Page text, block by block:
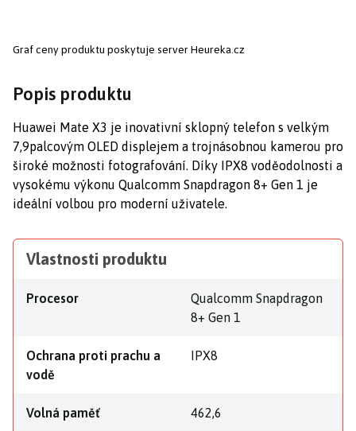
Graf ceny produktu poskytuje server Heureka.cz
Popis produktu
Huawei Mate X3 je inovativní sklopný telefon s velkým
7,9palcovým OLED displejem a trojnásobnou kamerou pro
široké možnosti fotografování. Díky IPX8 voděodolnosti a
vysokému výkonu Qualcomm Snapdragon 8+ Gen 1 je
ideální volbou pro moderní uživatele.
Vlastnosti produktu
Procesor
Qualcomm Snapdragon
8+ Gen 1
Ochrana proti prachu a
vodě
IPX8
Volná paměť 462,6